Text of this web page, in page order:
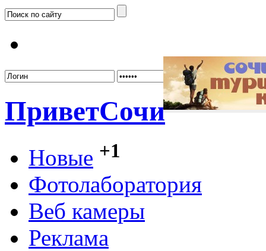
ПриветСочи
Новые +1
Фотолаборатория
Веб камеры
Реклама